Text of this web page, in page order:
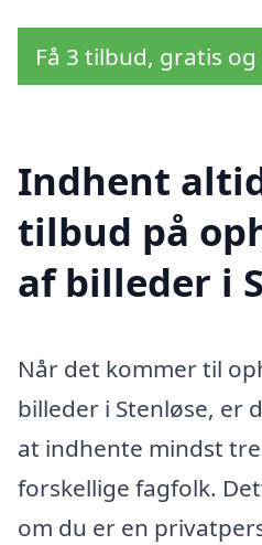
Få 3 tilbud, gratis
Indhent
tilbud på
af billeder i
Når det kommer til
billeder i Stenløse, er
at indhente mindst
forskellige fagfolk.
om du er en